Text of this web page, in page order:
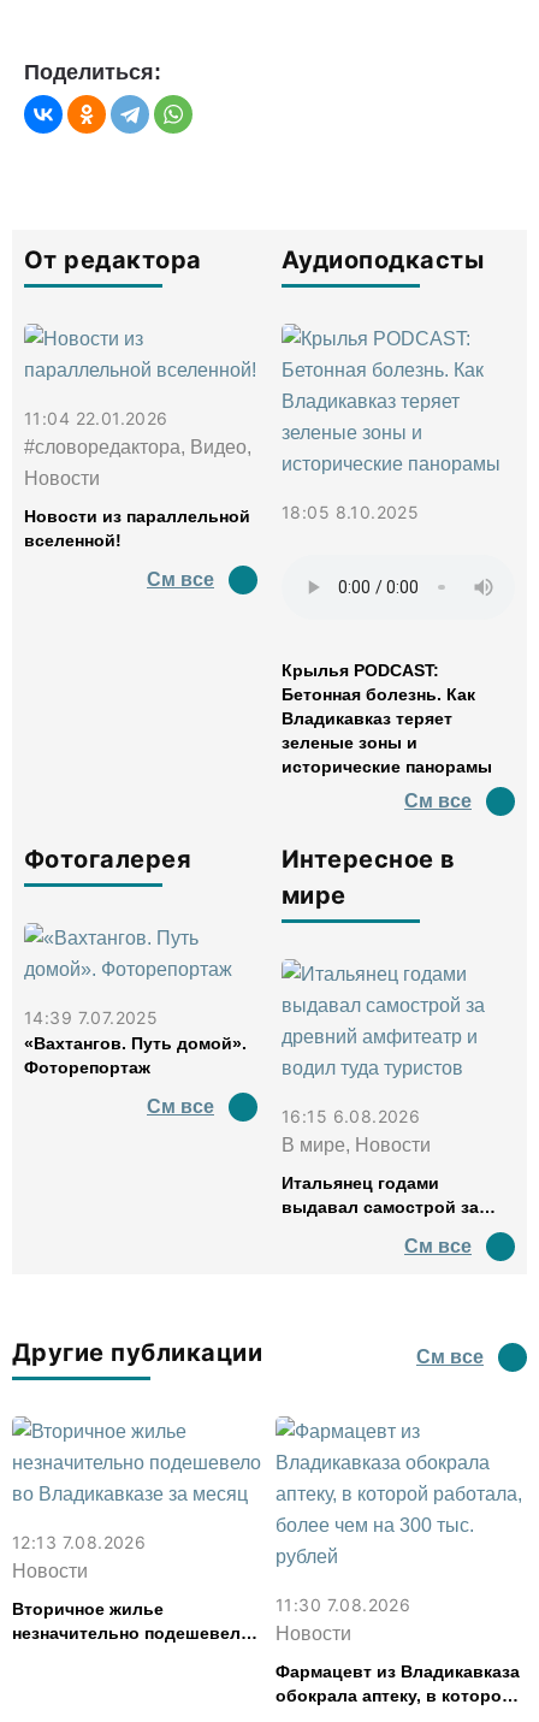
Поделиться:
От редактора
11:04 22.01.2026
#словоредактора, Видео,
Новости
Новости из параллельной
вселенной!
См все
Аудиоподкасты
18:05 8.10.2025
Крылья PODCAST:
Бетонная болезнь. Как
Владикавказ теряет
зеленые зоны и
исторические панорамы
См все
Фотогалерея
14:39 7.07.2025
«Вахтангов. Путь домой».
Фоторепортаж
См все
Интересное в
мире
16:15 6.08.2026
В мире, Новости
Итальянец годами
выдавал самострой за
водил туда туристов
См все
Другие публикации См все
12:13 7.08.2026
Новости
Вторичное жилье
незначительно подешевело
11:30 7.08.2026
Новости
Фармацевт из Владикавказа
обокрала аптеку, в которой